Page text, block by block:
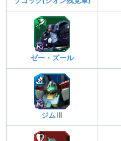
ゼー・ズール
ジムⅢ